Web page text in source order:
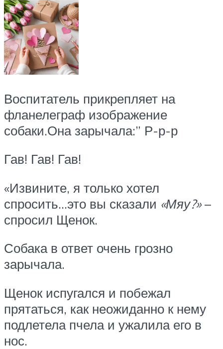
Воспитатель прикрепляет на
фланелеграф изображение
собаки.Она зарычала:” Р-р-р
Гав! Гав! Гав!
«Извините, я только хотел
спросить…это вы сказали «Мяу?»–
спросил Щенок.
Собака в ответ очень грозно
зарычала.
Щенок испугался и побежал
прятаться, как неожиданно к нему
подлетела пчела и ужалила его в
нос.